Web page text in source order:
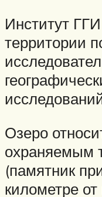
Институт
территории
Озеро
охраняемым
(памятник
километре